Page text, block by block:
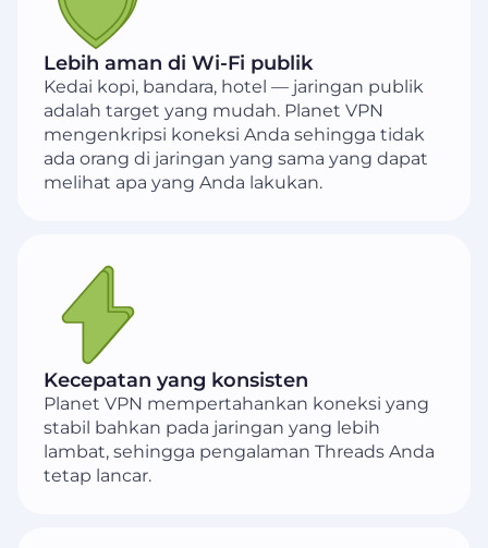
Lebih aman di Wi-Fi publik
Kedai kopi, bandara, hotel — jaringan publik
adalah target yang mudah. Planet VPN
mengenkripsi koneksi Anda sehingga tidak
ada orang di jaringan yang sama yang dapat
melihat apa yang Anda lakukan.
Kecepatan yang konsisten
Planet VPN mempertahankan koneksi yang
stabil bahkan pada jaringan yang lebih
lambat, sehingga pengalaman Threads Anda
tetap lancar.